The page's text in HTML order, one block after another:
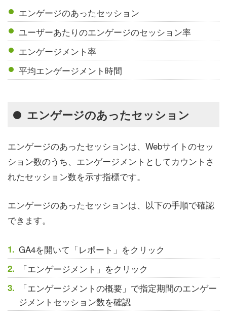
エンゲージのあったセッション
ユーザーあたりのエンゲージのセッション率
エンゲージメント率
平均エンゲージメント時間
エンゲージのあったセッション
エンゲージのあったセッションは、Webサイトのセッ
ション数のうち、エンゲージメントとしてカウントさ
れたセッション数を示す指標です。
エンゲージのあったセッションは、以下の手順で確認
できます。
GA4を開いて「レポート」をクリック
「エンゲージメント」をクリック
「エンゲージメントの概要」で指定期間のエンゲー
ジメントセッション数を確認